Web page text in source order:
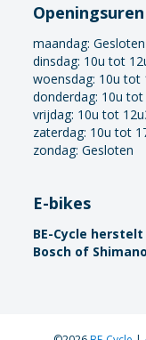
Openingsuren
maandag:Gesloten
dinsdag: 10u tot
woensdag: 10u tot
donderdag: 10u
vrijdag: 10u tot
zaterdag: 10u tot
zondag: Gesloten
E-bikes
BE-Cycle
Bosch of